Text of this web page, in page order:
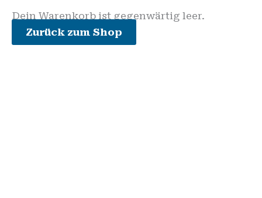
Dein Warenkorb ist gegenwärtig leer.
Zurück zum Shop